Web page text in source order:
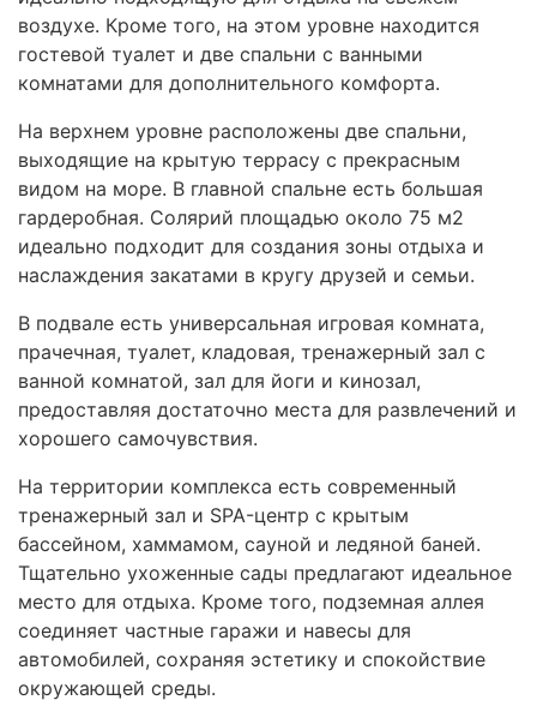
воздухе. Кроме того, на этом уровне находится
гостевой туалет и две спальни с ванными
комнатами для дополнительного комфорта.
На верхнем уровне расположены две спальни,
выходящие на крытую террасу с прекрасным
видом на море. В главной спальне есть большая
гардеробная. Солярий площадью около 75 м2
идеально подходит для создания зоны отдыха и
наслаждения закатами в кругу друзей и семьи.
В подвале есть универсальная игровая комната,
прачечная, туалет, кладовая, тренажерный зал с
ванной комнатой, зал для йоги и кинозал,
предоставляя достаточно места для развлечений и
хорошего самочувствия.
На территории комплекса есть современный
тренажерный зал и SPA-центр с крытым
бассейном, хаммамом, сауной и ледяной баней.
Тщательно ухоженные сады предлагают идеальное
место для отдыха. Кроме того, подземная аллея
соединяет частные гаражи и навесы для
автомобилей, сохраняя эстетику и спокойствие
окружающей среды.